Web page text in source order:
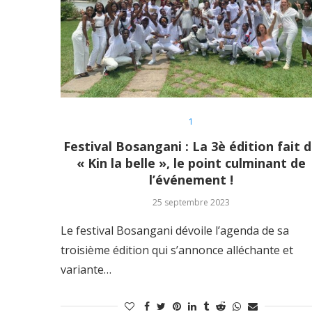
1
Festival Bosangani : La 3è édition fait
« Kin la belle », le point culminant de
l’événement !
25 septembre 2023
Le festival Bosangani dévoile l’agenda de sa
troisième édition qui s’annonce alléchante et
variante…